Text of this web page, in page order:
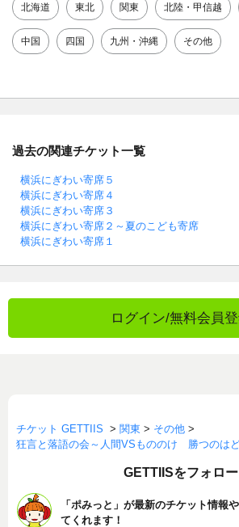
北海道 東北 関東 北陸・甲信越
中国 四国 九州・沖縄 その他
過去の関連チケット一覧
横浜にぎわい寄席５
横浜にぎわい寄席４
横浜にぎわい寄席３
横浜にぎわい寄席２～夏のこども寄席
横浜にぎわい寄席１
ログイン/無料会員
チケット GETTIIS > 関東 > その他 >
狂言と落語の会～人間VSもののけ 勝つのは
GETTIISをフォロー
「ポみっと」が最新のチケット情報
てくれます！